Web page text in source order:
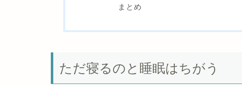
まとめ
ただ寝るのと睡眠はちがう